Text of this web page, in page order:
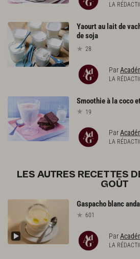
LA
Yaourt au lait de
de soja
28
Par
LA
Smoothieà lacoco
19
Par
LA
LES AUTRES RECETTES
GOÛT
Gaspacho blanc
601
Par
LA